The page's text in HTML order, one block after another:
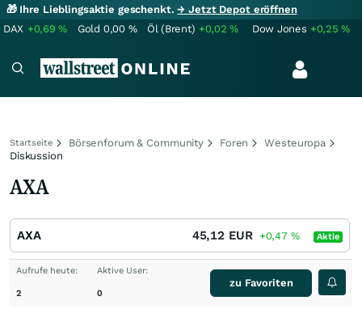
🎁 Ihre Lieblingsaktie geschenkt.→ Jetzt Depot eröffnen
DAX +0,69% Gold 0,00 % Öl (Brent) +0,02% Dow Jones +0,25%
Startseite Börsenforum & Community Foren
Westeuropa
Diskussion
AXA
AXA 45,12 EUR +0,47 % Aktie
Aufrufe heute:
2
Aktive User:
0
zu Favoriten